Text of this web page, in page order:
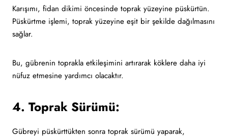
Karışımı, fidan dikimi öncesinde toprak yüzeyine püskürtün.
Püskürtme işlemi, toprak yüzeyine eşit bir şekilde dağılmasını
sağlar.
Bu, gübrenin toprakla etkileşimini artırarak köklere daha iyi
nüfuz etmesine yardımcı olacaktır.
4. Toprak Sürümü:
Gübreyi püskürttükten sonra toprak sürümü yaparak,